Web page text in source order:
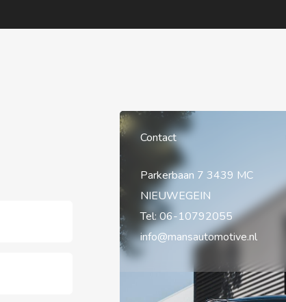
Contact
Parkerbaan 7 3439 MC
NIEUWEGEIN
Tel:06-10792055
info@mansautomotive.nl